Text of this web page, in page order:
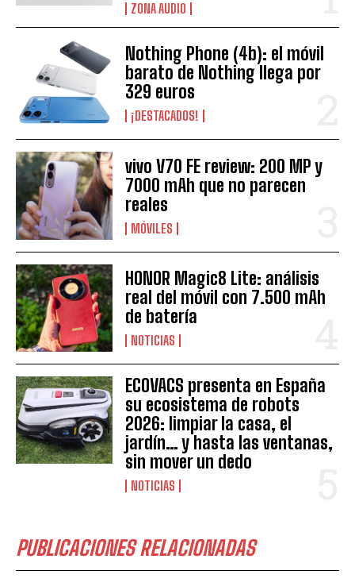
ZONA AUDIO
Nothing Phone (4b): el móvil
barato de Nothing llega por
329 euros
¡DESTACADOS!
vivo V70 FE review: 200 MP y
7000 mAh que no parecen
reales
MÓVILES
HONOR Magic8 Lite: análisis
real del móvil con 7.500 mAh
de batería
NOTICIAS
ECOVACS presenta en España
su ecosistema de robots
2026: limpiar la casa, el
jardín… y hasta las ventanas,
sin mover un dedo
NOTICIAS
PUBLICACIONES RELACIONADAS